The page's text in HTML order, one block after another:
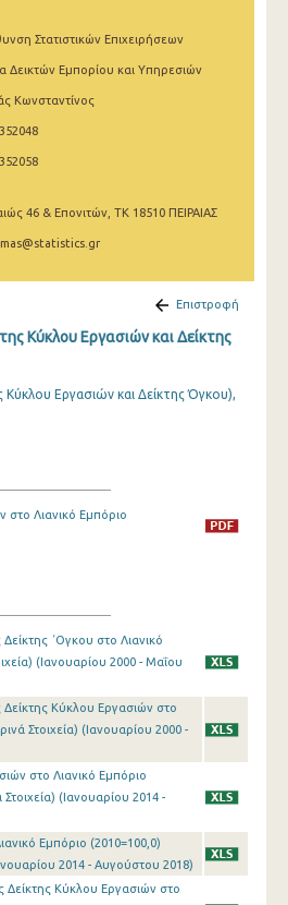
Στατιστικών Επιχειρήσεων
Δεικτών Εμπορίου και Υπηρεσιών
Κωνσταντίνος
46 & Επονιτών, ΤΚ 18510 ΠΕΙΡΑΙΑΣ
Επιστροφή
Κύκλου Εργασιών και Δείκτης
Κύκλου Εργασιών και Δείκτης Όγκου),
στο Λιανικό Εμπόριο
΄Ογκου στο Λιανικό
(Ιανουαρίου 2000 - Μαΐου
Κύκλου Εργασιών στο
Στοιχεία) (Ιανουαρίου 2000 -
στο Λιανικό Εμπόριο
(Ιανουαρίου 2014 -
Εμπόριο (2010=100,0)
2014 - Αυγούστου 2018)
Δείκτης Κύκλου Εργασιών στο